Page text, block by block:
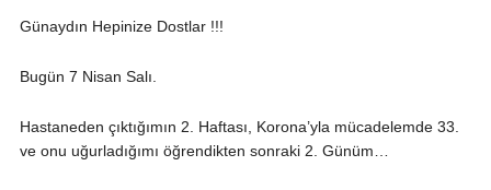
Günaydın Hepinize Dostlar !!!
Bugün 7 Nisan Salı.
Hastaneden çıktığımın 2. Haftası, Korona’yla mücadelemde 33.
ve onu uğurladığımı öğrendikten sonraki 2. Günüm…